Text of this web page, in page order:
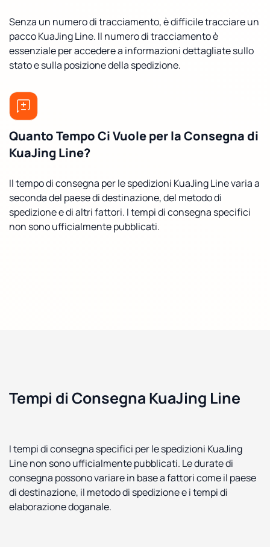
Senza un numero di tracciamento, è difficile tracciare un
pacco KuaJing Line. Il numero di tracciamento è
essenziale per accedere a informazioni dettagliate sullo
stato e sulla posizione della spedizione.
Quanto Tempo Ci Vuole per la Consegna di
KuaJing Line?
Il tempo di consegna per le spedizioni KuaJing Line varia a
seconda del paese di destinazione, del metodo di
spedizione e di altri fattori. I tempi di consegna specifici
non sono ufficialmente pubblicati.
Tempi di Consegna KuaJing Line
I tempi di consegna specifici per le spedizioni KuaJing
Line non sono ufficialmente pubblicati. Le durate di
consegna possono variare in base a fattori come il paese
di destinazione, il metodo di spedizione e i tempi di
elaborazione doganale.